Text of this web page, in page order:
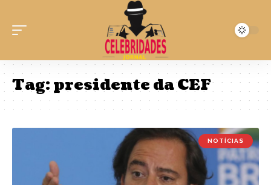
Tag:presidente da CEF
NOTÍCIAS